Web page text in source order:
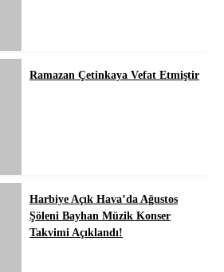
Ramazan Çetinkaya Vefat Etmiştir
Harbiye Açık Hava’da Ağustos
Şöleni Bayhan Müzik Konser
Takvimi Açıklandı!